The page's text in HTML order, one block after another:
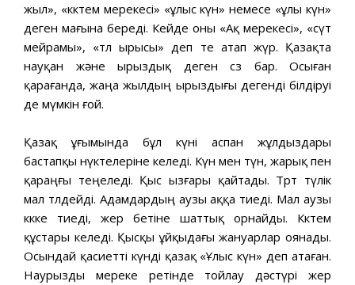
жыл», «көктем мерекесі» «ұлыс күн» немесе «ұлы күн»
деген мағына береді. Кейде оны «Ақ мерекесі», «сүт
мейрамы», «төл ырысы» деп те атап жүр. Қазақта
науқан және ырыздық деген сөз бар. Осыған
қарағанда, жаңа жылдың ырыздығы дегенді білдіруі
де мүмкін ғой.
Қазақ ұғымында бұл күні аспан жұлдыздары
бастапқы нүктелеріне келеді. Күн мен түн, жарық пен
қараңғы теңеледі. Қыс ызғары қайтады. Төрт түлік
мал төлдейді. Адамдардың аузы аққа тиеді. Мал аузы
көкке тиеді, жер бетіне шаттық орнайды. Көктем
құстары келеді. Қысқы ұйқыдағы жануарлар оянады.
Осындай қасиетті күнді қазақ «Ұлыс күн» деп атаған.
Наурызды мереке ретінде тойлау дәстүрі жер